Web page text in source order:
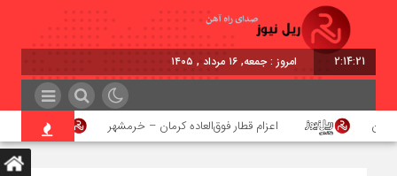
2:14:22 امروز : جمعه, ۱۶ مرداد , ۱۴۰۵
اعزام قطار فوق‌العاده کرمان – خرمشهر